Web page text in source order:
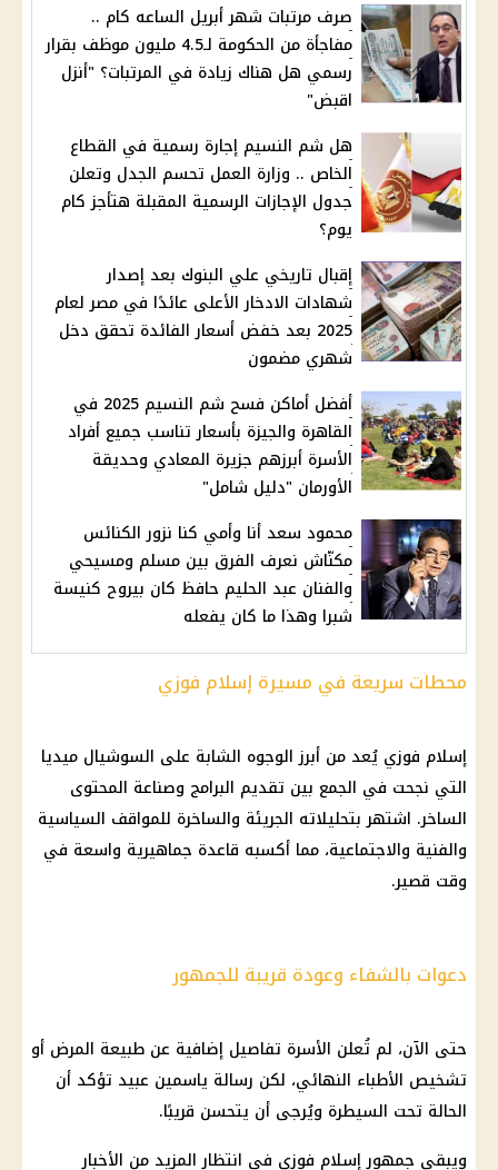
صرف مرتبات شهر أبريل الساعه كام ..
مفاجأة من الحكومة لـ4.5 مليون موظف بقرار
رسمي هل هناك زيادة في المرتبات؟ "أنزل
اقبض"
هل شم النسيم إجارة رسمية في القطاع
الخاص .. وزارة العمل تحسم الجدل وتعلن
جدول الإجازات الرسمية المقبلة هتأجز كام
يوم؟
إقبال تاريخي علي البنوك بعد إصدار
شهادات الادخار الأعلى عائدًا في مصر لعام
2025 بعد خفض أسعار الفائدة تحقق دخل
شهري مضمون
أفضل أماكن فسح شم النسيم 2025 في
القاهرة والجيزة بأسعار تناسب جميع أفراد
الأسرة أبرزهم جزيرة المعادي وحديقة
الأورمان "دليل شامل"
محمود سعد أنا وأمي كنا نزور الكنائس
مكنّاش نعرف الفرق بين مسلم ومسيحي
والفنان عبد الحليم حافظ كان بيروح كنيسة
شبرا وهذا ما كان يفعله
محطات سريعة في مسيرة إسلام فوزي
إسلام فوزي يُعد من أبرز الوجوه الشابة على السوشيال ميديا
التي نجحت في الجمع بين تقديم البرامج وصناعة المحتوى
الساخر. اشتهر بتحليلاته الجريئة والساخرة للمواقف السياسية
والفنية والاجتماعية، مما أكسبه قاعدة جماهيرية واسعة في
وقت قصير.
دعوات بالشفاء وعودة قريبة للجمهور
حتى الآن، لم تُعلن الأسرة تفاصيل إضافية عن طبيعة المرض أو
تشخيص الأطباء النهائي، لكن رسالة ياسمين عبيد تؤكد أن
الحالة تحت السيطرة ويُرجى أن يتحسن قريبًا.
ويبقى جمهور إسلام فوزي في انتظار المزيد من الأخبار